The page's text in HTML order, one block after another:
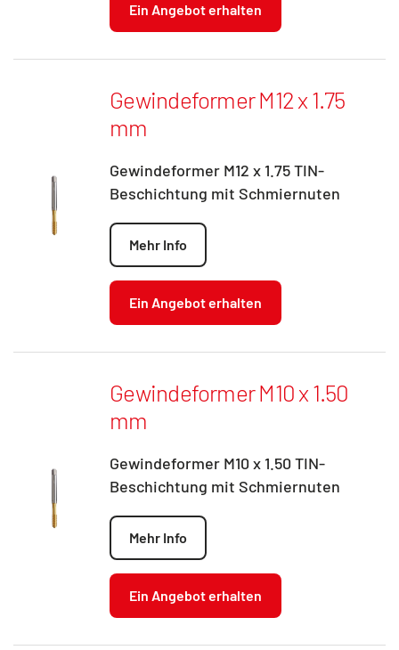
Ein Angebot erhalten
Gewindeformer M12 x 1.75
mm
Gewindeformer M12 x 1.75 TIN-
Beschichtung mit Schmiernuten
Mehr Info
Ein Angebot erhalten
Gewindeformer M10 x 1.50
mm
Gewindeformer M10 x 1.50 TIN-
Beschichtung mit Schmiernuten
Mehr Info
Ein Angebot erhalten